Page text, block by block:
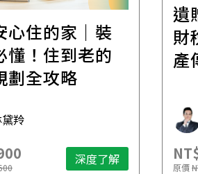
心住的家｜裝
懂！住到老的
劃全攻略
羚
深度了解
遺
財
產
原價